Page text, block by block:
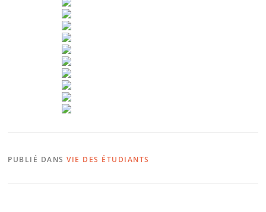
PUBLIÉ DANSVIE DES ÉTUDIANTS